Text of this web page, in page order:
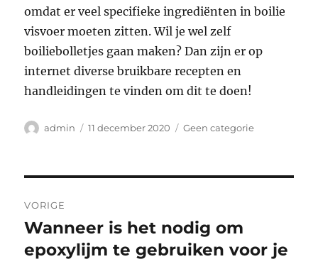
omdat er veel specifieke ingrediënten in boilie
visvoer moeten zitten. Wil je wel zelf
boiliebolletjes gaan maken? Dan zijn er op
internet diverse bruikbare recepten en
handleidingen te vinden om dit te doen!
Auteur
admin
Geplaatst
11 december 2020 Categorieën
Geen categorie
navigatie
VORIGE
Vorig
bericht:
Wanneer is het nodig om
epoxylijm te gebruiken voor je